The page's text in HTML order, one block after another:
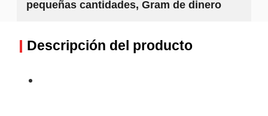
pequeñas cantidades, Gram de dinero
Descripción del producto